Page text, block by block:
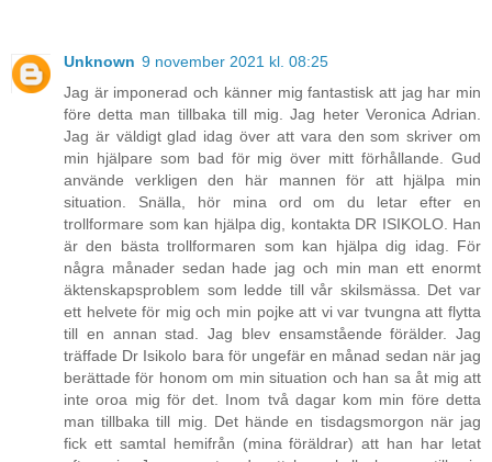
Unknown 9 november 2021 kl. 08:25
Jag är imponerad och känner mig fantastisk att jag har min
före detta man tillbaka till mig. Jag heter Veronica Adrian.
Jag är väldigt glad idag över att vara den som skriver om
min hjälpare som bad för mig över mitt förhållande. Gud
använde verkligen den här mannen för att hjälpa min
situation. Snälla, hör mina ord om du letar efter en
trollformare som kan hjälpa dig, kontakta DR ISIKOLO. Han
är den bästa trollformaren som kan hjälpa dig idag. För
några månader sedan hade jag och min man ett enormt
äktenskapsproblem som ledde till vår skilsmässa. Det var
ett helvete för mig och min pojke att vi var tvungna att flytta
till en annan stad. Jag blev ensamstående förälder. Jag
träffade Dr Isikolo bara för ungefär en månad sedan när jag
berättade för honom om min situation och han sa åt mig att
inte oroa mig för det. Inom två dagar kom min före detta
man tillbaka till mig. Det hände en tisdagsmorgon när jag
fick ett samtal hemifrån (mina föräldrar) att han har letat